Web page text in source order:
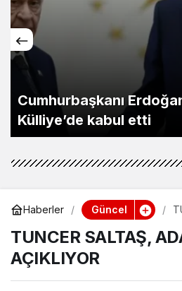
Cumhurbaşkanı
Külliye’de kabul etti
Haberler Güncel
TUNCER SALTAŞ,
AÇIKLIYOR